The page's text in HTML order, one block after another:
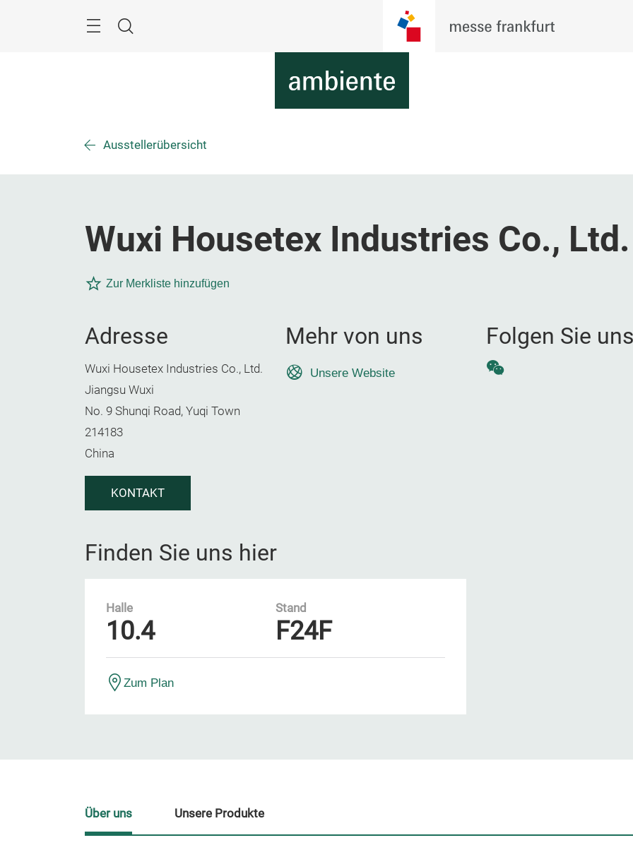
Suche
Ausstellerübersicht
Wuxi Housetex Industries Co., Ltd.
Zur Merkliste hinzufügen
Adresse
Wuxi Housetex Industries Co., Ltd.
Jiangsu Wuxi
No. 9 Shunqi Road, Yuqi Town
214183
China
KONTAKT
Mehr von uns
Unsere Website
Folgen Sie uns
WeChat
Finden Sie uns hier
Halle
10.4
Stand
F24F
Zum Plan
Über uns Unsere Produkte